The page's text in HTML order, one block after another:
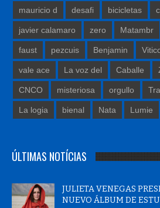
mauricio d desafi bicicletas
javier calamaro zero Matambr
faust pezcuis Benjamin
vale ace La voz del Caballe
CNCO misteriosa orgullo
La logia bienal Nata Lumie
ÚLTIMAS NOTÍCIAS
JULIETA VENEGAS
NUEVO ÁLBUM DE